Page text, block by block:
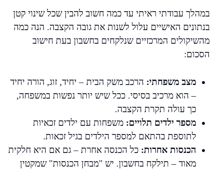
במהלך עבודתי ראיתי עד כמה חשוב להבין שכל שינוי קטן
בנתונים האישיים עלול לשנות את גובה הקצבה. הנה כמה
מהשיקולים המרכזיים שנלקחים בחשבון בעת חישוב
הסכום:
מצב משפחתי: הרכב משק הבית – יחיד, זוג, הורה יחיד
– הוא מרכיב בסיסי. ככל שיש יותר נפשות במשפחה,
כך עולה תקרת הקצבה.
מספר ילדים תלויים: משפחות עם ילדים זכאיות
לתוספת בהתאם למספר הילדים בגיל זכאות.
הכנסות אחרות: כל הכנסה אחרת – גם אם היא חלקית
מאוד – תילקח בחשבון. יש "מבחן הכנסות" שמקטין